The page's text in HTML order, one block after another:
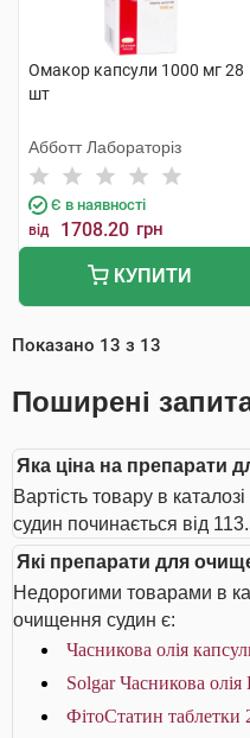
Омакор капсули 1000 мг 28
шт
Абботт Лабораторіз
Є в наявності
від 1708.20 грн
КУПИТИ
Показано 13 з 13
Поширені
Яка ціна на препарати
Вартість товару в
судин починається від
Які препарати для
Недорогими товарами в
очищення судин є:
Часникова олія
Solgar Часникова
ФітоСтатин таблетки